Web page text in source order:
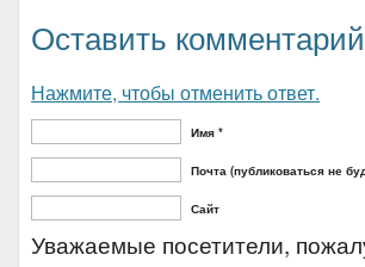
Оставить
Нажмите, чтобы отменить ответ.
Имя *
Почта (публиковаться не
Сайт
Уважаемые посетители,